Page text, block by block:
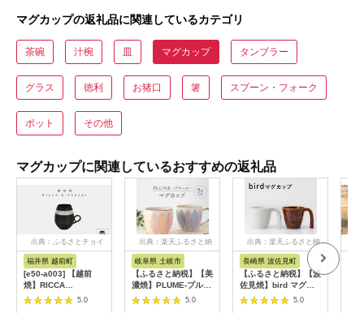
マグカップの返礼品に関連しているカテゴリ
茶碗 汁椀 皿 マグカップ タンブラー
グラス 徳利 お猪口 箸 スプーン・フォーク
ポット その他
マグカップに関連しているおすすめの返礼品
出典：ふるさとチョイ
ス
福井県 越前町
[e50-a003] 【越前
焼】RICCA
KITAZAKI「バルーン
マグ・ボーダー 1個」
5.0
出典：楽天ふるさと納
税
岐阜県 土岐市
【ふるさと納税】【美
濃焼】PLUME-プルー
ム- マグカップ ペア 2
色 セット【丹山窯】
5.0
出典：楽天ふるさと納
長崎県 波佐見町
【ふるさと納税】【波
佐見焼】bird マグカ
ップ 2点セット（茶×
ホワイト）【アイユ
5.0